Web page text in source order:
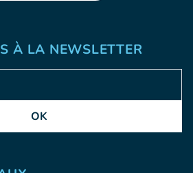
À LA NEWSLETTER
OK